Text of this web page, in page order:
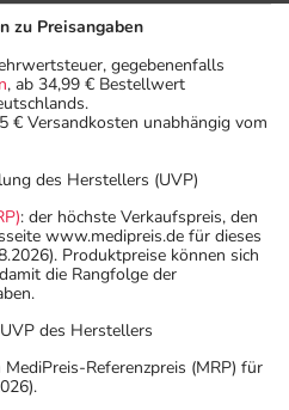
zu Preisangaben
gegebenenfalls
, ab 34,99 € Bestellwert
€ Versandkosten unabhängig vom
des Herstellers (UVP)
: der höchste Verkaufspreis, den
www.medipreis.de für dieses
Produktpreise können sich
die Rangfolge der
des Herstellers
Referenzpreis (MRP) für